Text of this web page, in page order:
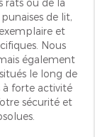
de lit,
et
Nous
également
le long de
à forte activité
sécurité et